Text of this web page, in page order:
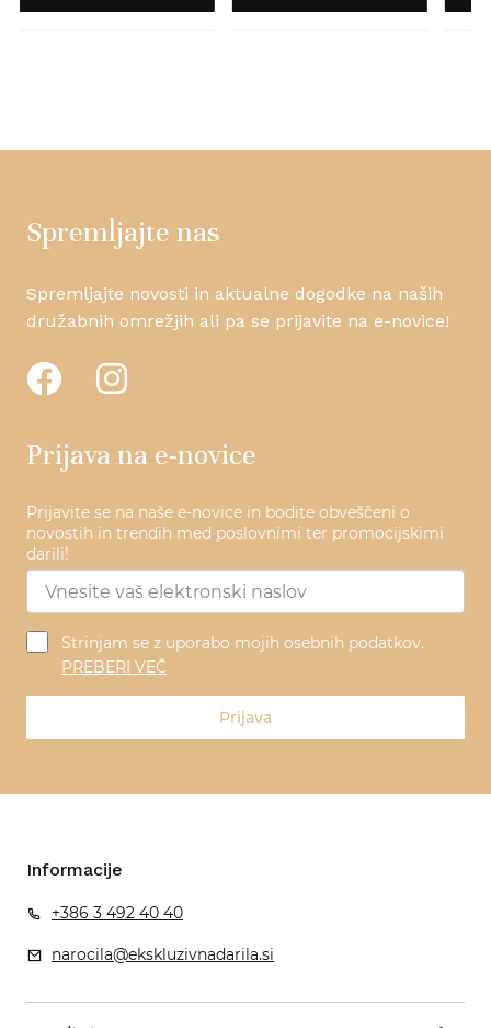
Spremljajte nas
Spremljajte novosti in aktualne dogodke na naših
družabnih omrežjih ali pa se prijavite na e-novice!
Prijava na e-novice
Prijavite se na naše e-novice in bodite obveščeni o
novostih in trendih med poslovnimi ter promocijskimi
darili!
Strinjam se z uporabo mojih osebnih podatkov.
PREBERI VEČ
Prijava
Informacije
+386 3 492 40 40
narocila@ekskluzivnadarila.si